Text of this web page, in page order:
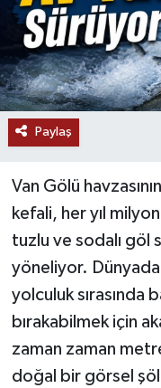
Paylaş
Van Gölü
kefali, her yıl
tuzlu ve sodalı göl
yöneliyor.
yolculuk sırasında
bırakabilmek için
zaman zaman
doğal bir görsel